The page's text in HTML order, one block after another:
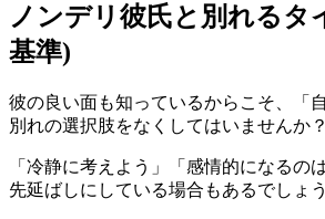
ノンデリ彼氏と別れるタ
基準)
彼の良い面も知っているからこそ、「
別れの選択肢をなくしてはいませんか？
「冷静に考えよう」「感情的になるの
先延ばしにしている場合もあるでしょう